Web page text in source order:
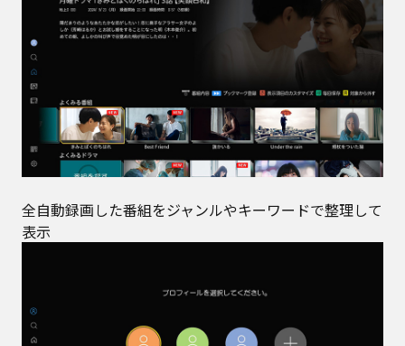
全自動録画した番組をジャンルやキーワードで整理して
表示